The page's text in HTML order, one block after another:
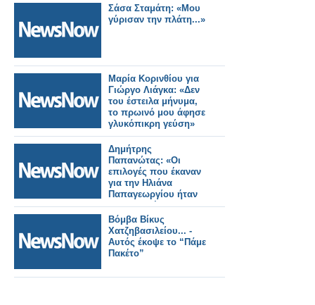
Σάσα Σταμάτη: «Μου
γύρισαν την πλάτη...»
Μαρία Κορινθίου για
Γιώργο Λιάγκα: «Δεν
του έστειλα μήνυμα,
το πρωινό μου άφησε
γλυκόπικρη γεύση»
Δημήτρης
Παπανώτας: «Οι
επιλογές που έκαναν
για την Ηλιάνα
Παπαγεωργίου ήταν
αποτυχημένες»
Βόμβα Βίκυς
Χατζηβασιλείου... -
Αυτός έκοψε το “Πάμε
Πακέτο”